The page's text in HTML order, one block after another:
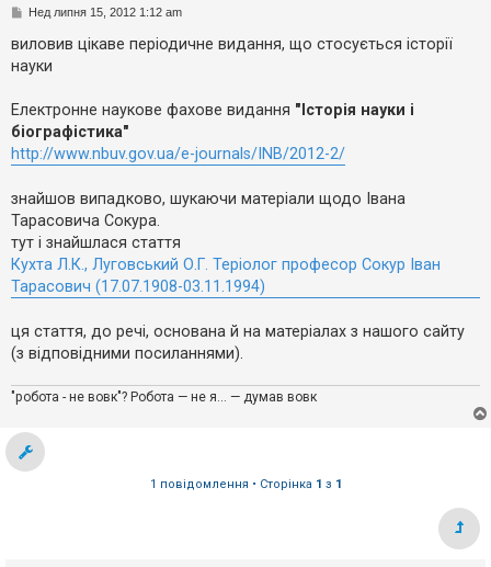
е
и
б
е
в
і
д
п
о
і
д
е
й
т
и
н
і
м
и
П
в
і
д
л
е
н
н
я
Нед липня 15, 2012 1:12 am
виловив цікаве періодичне видання, що стосується історії
науки
Електронне наукове фахове видання "Історія науки і
біографістика"
http://www.nbuv.gov.ua/e-journals/INB/2012-2/
знайшов випадково, шукаючи матеріали щодо Івана
Тарасовича Сокура.
тут і знайшлася стаття
Кухта Л.К., Луговський О.Г. Теріолог професор Сокур Іван
Тарасович (17.07.1908-03.11.1994)
ця стаття, до речі, основана й на матеріалах з нашого сайту
(з відповідними посиланнями).
"робота - не вовк"? Робота — не я... — думав вовк
1 повідомлення • Сторінка 1 з 1